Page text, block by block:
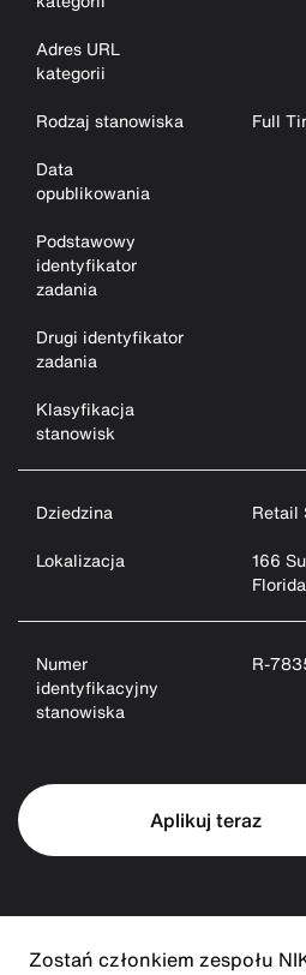
Adres URL
kategorii
Rodzaj stanowiska
Full
Data
opublikowania
Podstawowy
identyfikator
zadania
Drugi identyfikator
zadania
Klasyfikacja
stanowisk
Dziedzina
Retail
Lokalizacja
166
Numer
identyfikacyjny
stanowiska
R-
Aplikuj teraz
Zostań członkiem zespołu